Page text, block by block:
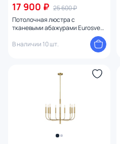
17 900 ₽ 25 600 ₽
Потолочная люстра с
тканевыми абажурами Eurosvet
Topanga E14 40W 4690389211775
В наличии 10 шт.